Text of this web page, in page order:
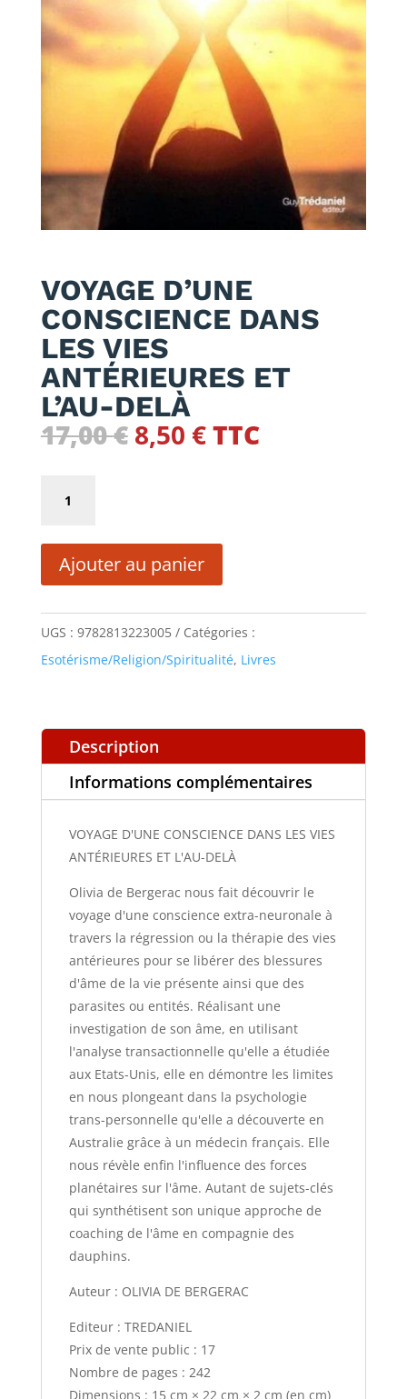
VOYAGE D’UNE
CONSCIENCE DANS
LES VIES
ANTÉRIEURES ET
L’AU-DELÀ
17,00€ Le
17,00 €.
8,50 €Le
8,50 €.
TTC
VOYAGE
D'UNE
DANS
LES
ET
L'AU-
DELÀ
Ajouter au panier
UGS : 9782813223005
Catégories :
Esotérisme/Religion/Spiritualité, Livres
Description
Informations complémentaires
VOYAGE D'UNE CONSCIENCE DANS LES VIES
ANTÉRIEURES ET L'AU-DELÀ
Olivia de Bergerac nous fait découvrir le
voyage d'une conscience extra-neuronale à
travers la régression ou la thérapie des vies
antérieures pour se libérer des blessures
d'âme de la vie présente ainsi que des
parasites ou entités. Réalisant une
investigation de son âme, en utilisant
l'analyse transactionnelle qu'elle a étudiée
aux Etats-Unis, elle en démontre les limites
en nous plongeant dans la psychologie
trans-personnelle qu'elle a découverte en
Australie grâce à un médecin français. Elle
nous révèle enfin l'influence des forces
planétaires sur l'âme. Autant de sujets-clés
qui synthétisent son unique approche de
coaching de l'âme en compagnie des
dauphins.
Auteur : OLIVIA DE BERGERAC
Editeur : TREDANIEL
Prix de vente public : 17
Nombre de pages : 242
Dimensions : 15 cm × 22 cm × 2 cm (en cm)